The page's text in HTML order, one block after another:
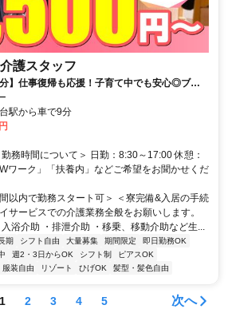
護スタッフ
】仕事復帰も応援！子育て中でも安心◎ブラ
キャンペーン時給1700円！Wワークや時短も
駅から車で9分
務時間について＞ 日勤：8:30～17:00 休憩：
ーク」「扶養内」などご希望をお聞かせくだ
以内で勤務スタート可＞ ＜寮完備&入居の手続
サービスでの介護業務全般をお願いします。
浴介助 ・排泄介助 ・移乗、移動介助など生...
期 シフト自由 大量募集 期間限定
即日勤務OK
週2・3日からOK シフト制
ピアスOK
服装自由 リゾート ひげOK 髪型・髪色自由
1 2 3 4 5 次へ